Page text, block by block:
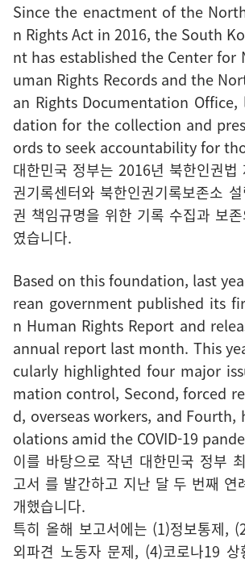
Since the enactment of the
n Rights Act in 2016, the South
nt has established the Center for
uman Rights Records and the
an Rights Documentation
dation for the collection and
ords to seek accountability for
대한민국 정부는 2016년 북한인권법
권기록센터와 북한인권기록보존소
권 책임규명을 위한 기록 수집과 보
였습니다.
Based on this foundation, last
rean government published its
n Human Rights Report and
annual report last month. This
cularly highlighted four major
mation control, Second, forced
d, overseas workers, and Fourth,
olations amid the COVID-19
이를 바탕으로 작년 대한민국 정부
고서 를 발간하고 지난 달 두 번째 연
개했습니다.
특히 올해 보고서에는 (1)정보통제,
외파견 노동자 문제, (4)코로나19 상